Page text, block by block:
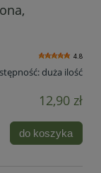
4.8
duża ilość
12,90 zł
do koszyka